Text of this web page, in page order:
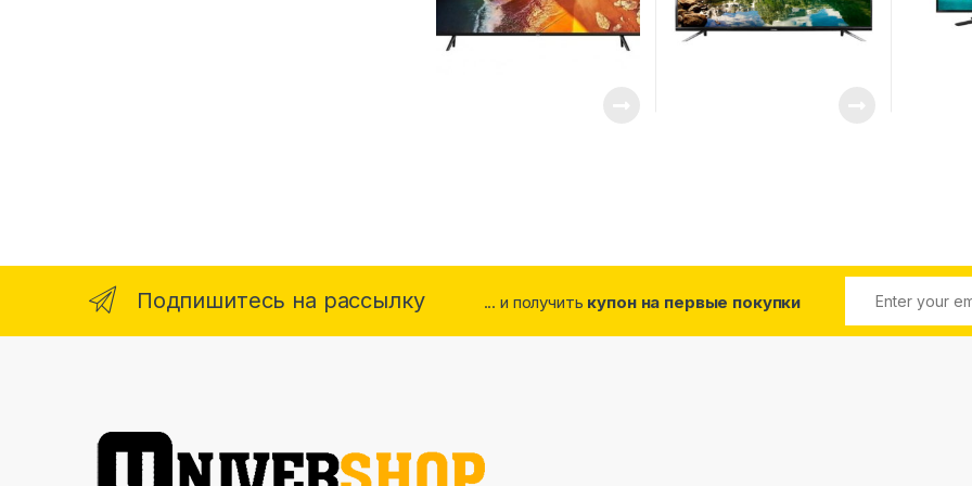
Подпишитесь на рассылку ... и получить купон на первые покупки